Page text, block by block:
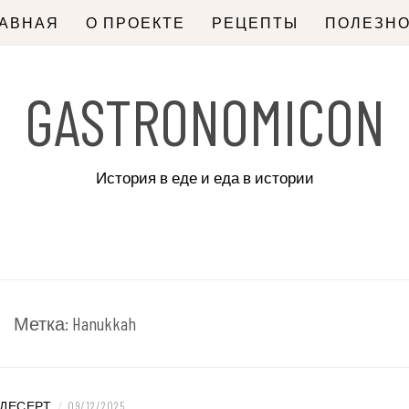
О ПРОЕКТЕ РЕЦЕПТЫ
GASTRONOMICON
История в еде и еда в истории
Метка: Hanukkah
ДЕСЕРТ 09/12/2025